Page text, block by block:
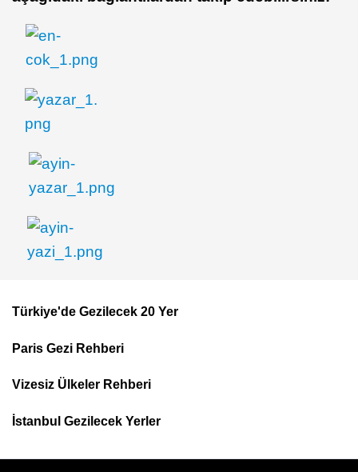
Footer
Top
Menu
Türkiye'de Gezilecek 20 Yer
Paris Gezi Rehberi
Vizesiz Ülkeler Rehberi
İstanbul Gezilecek Yerler